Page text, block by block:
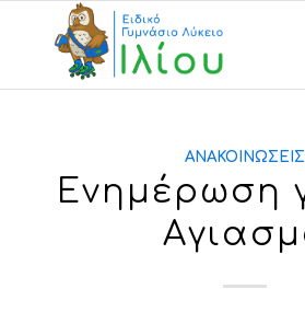
ΑΝΑΚΟΙΝΏΣΕΙΣ
Ενημέρωση